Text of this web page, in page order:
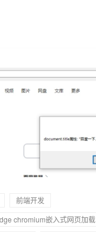
前端开发
chromium嵌入式网页加载